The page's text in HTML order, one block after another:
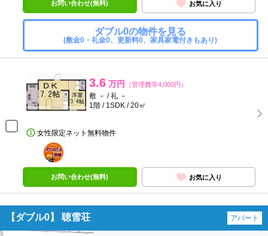
お問い合わせ(無料) お気に入り
ダブル0の物件を見る
(敷金0・礼金0、更新料0、家具家電付きもあり)
3.6 万円 （管理費等4,000円）
敷 － / 礼 －
1階 / 1SDK / 20㎡
女性限定ネット無料物件
ポンタ
部屋
お問い合わせ(無料) お気に入り
【ダブル0】 聴雪荘 アパート